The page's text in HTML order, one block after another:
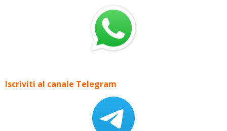
Iscriviti al canale Telegram